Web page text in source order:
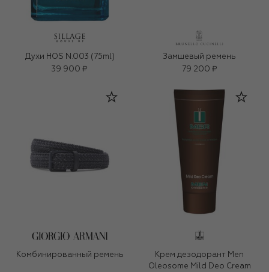
Духи HOS N.003 (75ml)
39 900 ₽
Замшевый ремень
79 200 ₽
Комбинированный ремень
Крем дезодорант Men
Oleosome Mild Deo Cream